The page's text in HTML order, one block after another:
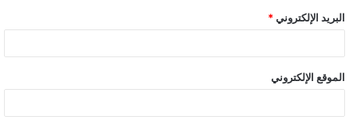
البريد الإلكتروني *
الموقع الإلكتروني